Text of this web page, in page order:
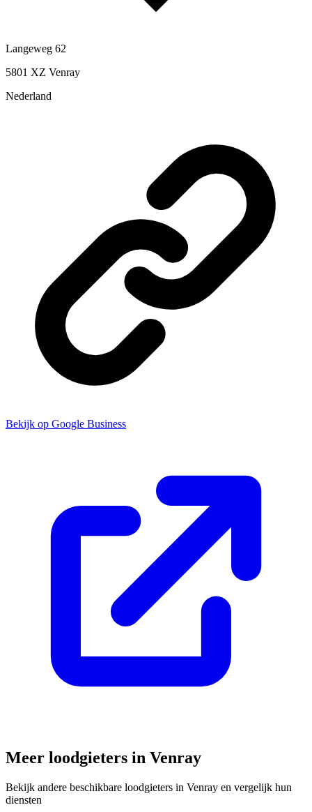
Langeweg 62
5801 XZ Venray
Nederland
Bekijk op Google Business
Meer loodgieters in Venray
Bekijk andere beschikbare loodgieters in Venray en vergelijk hun
diensten